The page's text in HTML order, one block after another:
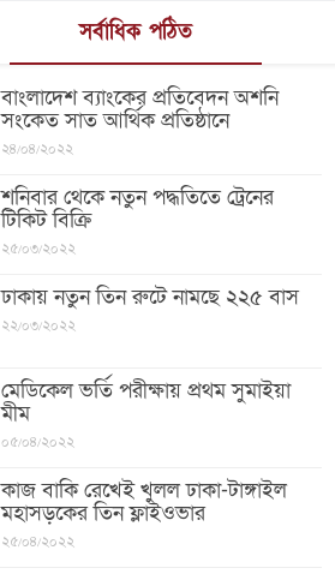
সর্বাধিক পঠিত
বাংলাদেশ ব্যাংকের প্রতিবেদন অশনি
সংকেত সাত আর্থিক প্রতিষ্ঠানে
২৪/০৪/২০২২
শনিবার থেকে নতুন পদ্ধতিতে ট্রেনের
টিকিট বিক্রি
২৫/০৩/২০২২
ঢাকায় নতুন তিন রুটে নামছে ২২৫ বাস
২২/০৩/২০২২
মেডিকেল ভর্তি পরীক্ষায় প্রথম সুমাইয়া
মীম
০৫/০৪/২০২২
কাজ বাকি রেখেই খুলল ঢাকা-টাঙ্গাইল
মহাসড়কের তিন ফ্লাইওভার
২৫/০৪/২০২২